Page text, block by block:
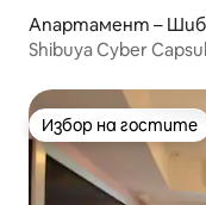
Апартамент –
Shibuya Cyber
Избор на гостите
Избор на гостите